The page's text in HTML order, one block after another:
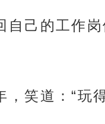
己的工作
笑道：“玩